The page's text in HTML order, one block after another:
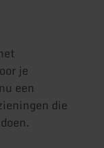
je
een
die